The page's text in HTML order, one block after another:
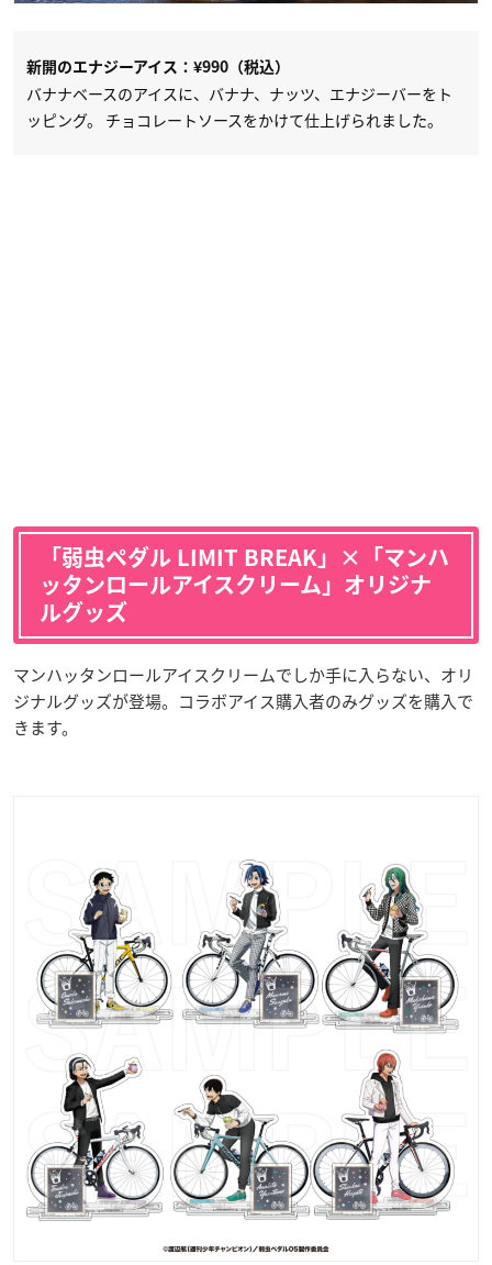
新開のエナジーアイス：¥990（税込）
バナナベースのアイスに、バナナ、ナッツ、エナジーバーをト
ッピング。 チョコレートソースをかけて仕上げられました。
「弱虫ペダル LIMIT BREAK」×「マンハ
ッタンロールアイスクリーム」オリジナ
ルグッズ
マンハッタンロールアイスクリームでしか手に入らない、オリ
ジナルグッズが登場。コラボアイス購入者のみグッズを購入で
きます。